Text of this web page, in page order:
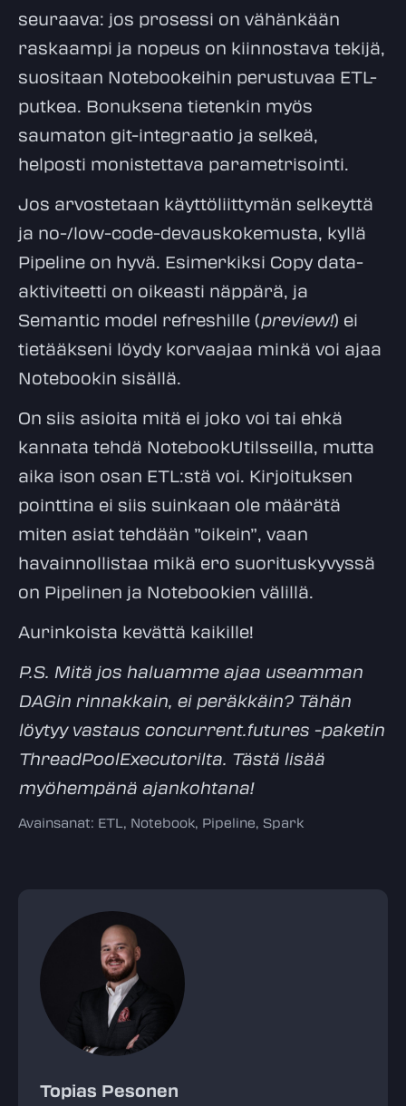
seuraava: jos prosessi on vähänkään
raskaampi ja nopeus on kiinnostava tekijä,
suositaan Notebookeihin perustuvaa ETL-
putkea. Bonuksena tietenkin myös
saumaton git-integraatio ja selkeä,
helposti monistettava parametrisointi.
Jos arvostetaan käyttöliittymän selkeyttä
ja no-/low-code-devauskokemusta, kyllä
Pipeline on hyvä. Esimerkiksi Copy data-
aktiviteetti on oikeasti näppärä, ja
Semantic model refreshille (preview!) ei
tietääkseni löydy korvaajaa minkä voi ajaa
Notebookin sisällä.
On siis asioita mitä ei joko voi tai ehkä
kannata tehdä NotebookUtilsseilla, mutta
aika ison osan ETL:stä voi. Kirjoituksen
pointtina ei siis suinkaan ole määrätä
miten asiat tehdään ”oikein”, vaan
havainnollistaa mikä ero suorituskyvyssä
on Pipelinen ja Notebookien välillä.
Aurinkoista kevättä kaikille!
P.S. Mitä jos haluamme ajaa useamman
DAGin rinnakkain, ei peräkkäin? Tähän
löytyy vastaus concurrent.futures -paketin
ThreadPoolExecutorilta. Tästä lisää
myöhempänä ajankohtana!
Avainsanat: ETL, Notebook, Pipeline, Spark
Topias Pesonen